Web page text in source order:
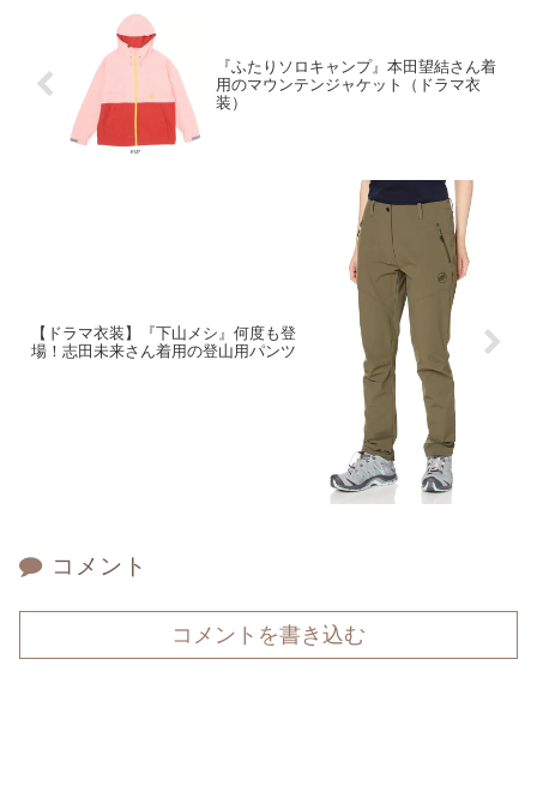
『ふたりソロキャンプ』本田望結さん着
用のマウンテンジャケット（ドラマ衣
装）
【ドラマ衣装】『下山メシ』何度も登
場！志田未来さん着用の登山用パンツ
コメント
コメントを書き込む